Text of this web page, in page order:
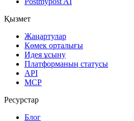
Қызмет
Жаңартулар
Көмек орталығы
Идея ұсыну
Платформаның статусы
API
MCP
Ресурстар
Блог